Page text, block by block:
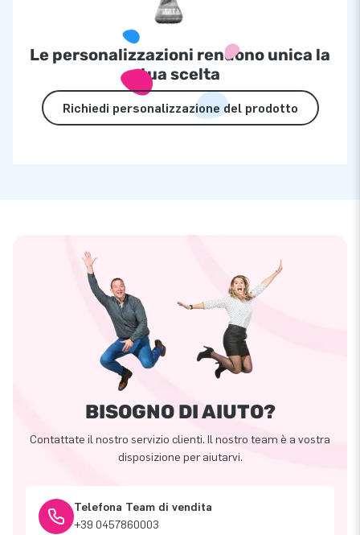
Le personalizzazioni rendono unica la
tua scelta
Richiedi personalizzazione del prodotto
BISOGNO DI AIUTO?
Contattate il nostro servizio clienti. Il nostro team è a vostra
disposizione per aiutarvi.
Telefona Team di vendita
+39 0457860003